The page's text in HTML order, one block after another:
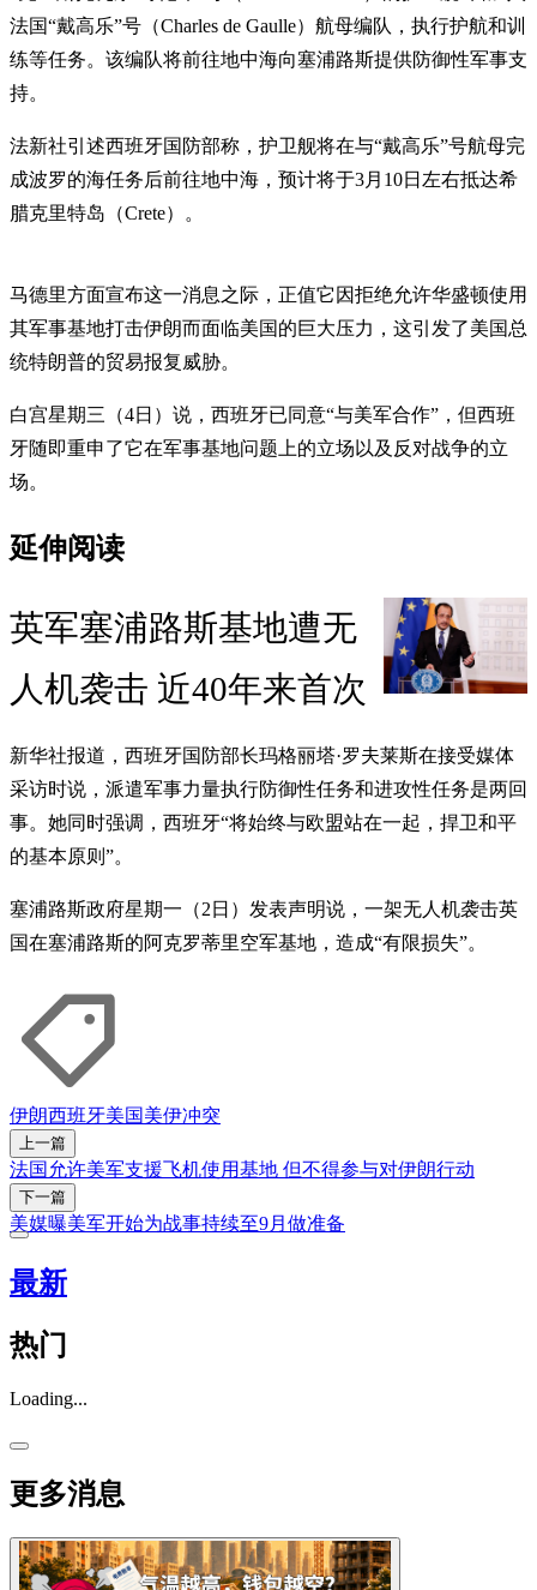
法国“戴高乐”号（Charles de Gaulle）航母编队，执行护航和训
练等任务。该编队将前往地中海向塞浦路斯提供防御性军事支
持。
法新社引述西班牙国防部称，护卫舰将在与“戴高乐”号航母完
成波罗的海任务后前往地中海，预计将于3月10日左右抵达希
腊克里特岛（Crete）。
马德里方面宣布这一消息之际，正值它因​​拒绝允许华盛顿使用
其军事基地打击伊朗而面临美国的巨大压力，这引发了美国总
统特朗普的贸易报复威胁。
白宫星期三（4日）说，西班牙已同意“与美军合作”，但西班
牙随即重申了它在军事基地问题上的立场以及反对战争的立
场。
延伸阅读
英军塞浦路斯基地遭无
人机袭击 近40年来首次
新华社报道，西班牙国防部长玛格丽塔·罗夫莱斯在接受媒体
采访时说，派遣军事力量执行防御性任务和进攻性任务是两回
事。她同时强调，西班牙“将始终与欧盟站在一起，捍卫和平
的基本原则”。
塞浦路斯政府星期一（2日）发表声明说，一架无人机袭击英
国在塞浦路斯的阿克罗蒂里空军基地，造成“有限损失”。
伊朗西班牙美国美伊冲突
上一篇
法国允许美军支援飞机使用基地 但不得参与对伊朗行动
下一篇
美媒曝美军开始为战事持续至9月做准备
最新
热门
Loading...
更多消息